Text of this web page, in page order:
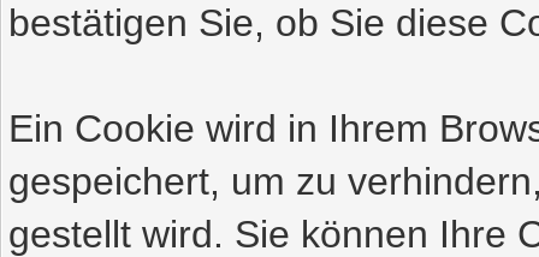
bestätigen Sie, ob Sie diese
Ein Cookie wird in Ihrem
gespeichert, um zu
gestellt wird. Sie können Ihre